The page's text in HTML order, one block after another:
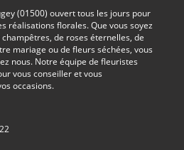
(01500) ouvert tous les jours pour
réalisations florales. Que vous soyez
de roses éternelles, de
mariage ou de fleurs séchées, vous
nous. Notre équipe de fleuristes
vous conseiller et vous
occasions.